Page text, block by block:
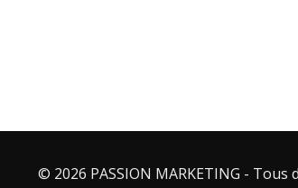
© 2026 PASSION MARKETING - Tous